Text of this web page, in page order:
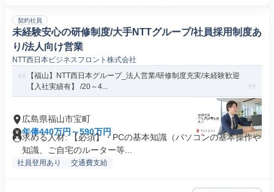
契約社員
未経験安心の研修制度/大手NTTグループ/社員採用制度あ
り/法人向け営業
NTT西日本ビジネスフロント株式会社
【福山】NTT西日本グループ_法人営業/研修制度充実/未経験歓迎
【入社実績有】 /20～4...
広島県福山市宝町
年俸440万円～590万円
求める人材: 【必須】・PCの基本知識（パソコンの基本操作や
知識、ご自宅のルーター等...
社員登用あり 交通費支給